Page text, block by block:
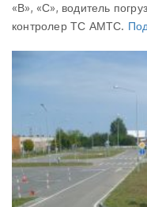
«В», «С», водитель
контролер ТС АМТС.